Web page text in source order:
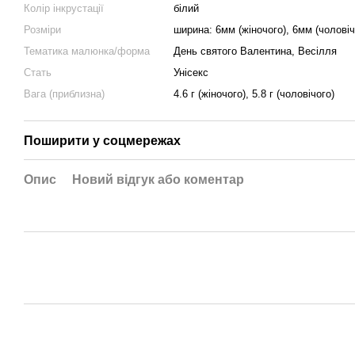
Колір інкрустації
білий
Розміри
ширина: 6мм (жіночого), 6мм
Тематика малюнка/форма
День святого Валентина, Весілля
Стать
Унісекс
Вага (приблизна)
4.6 г (жіночого), 5.8 г (чоловічого)
Поширити у соцмережах
Опис Новий відгук або коментар